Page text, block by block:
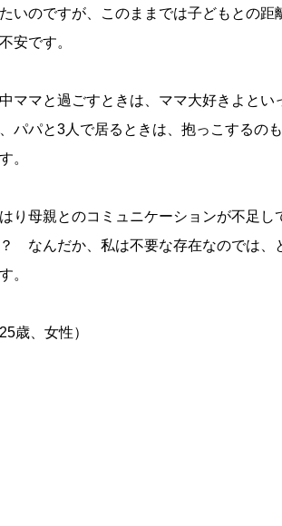
いのですが、このままでは子どもとの
安です。
ママと過ごすときは、ママ大好きよと
パパと3人で居るときは、抱っこするの
。
り母親とのコミュニケーションが不足し
なんだか、私は不要な存在なのでは、
。
25歳、女性）